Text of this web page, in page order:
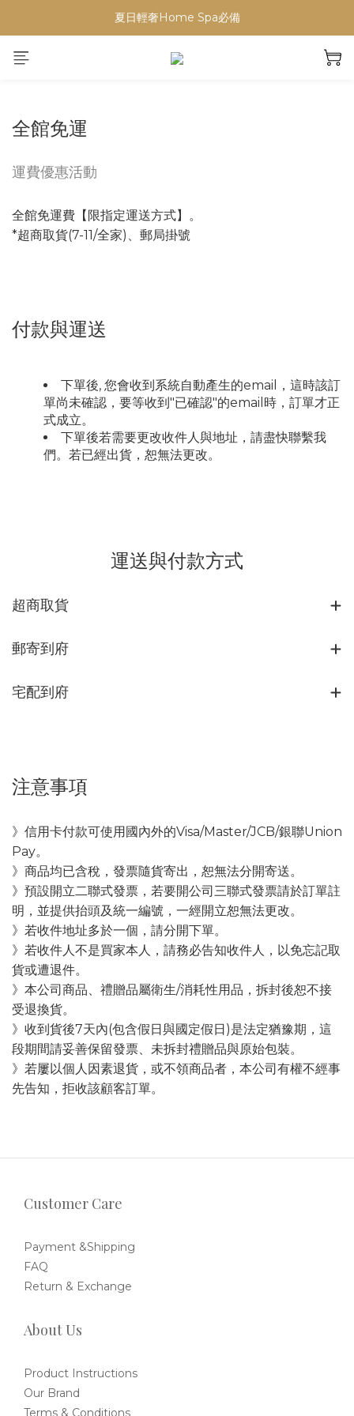
【重要公告】演習期間行動網路受影響，請避免於指定時段下單
夏日輕奢Home Spa必備
【重要公告】演習期間行動網路受影響，請避免於指定時段下單
全館免運
運費優惠活動
全館免運費【限指定運送方式】。
*超商取貨(7-11/全家)、郵局掛號
付款與運送
下單後, 您會收到系統自動產生的email，這時該訂
單尚未確認，要等收到"已確認"的email時，訂單才正
式成立。
下單後若需要更改收件人與地址，請盡快聯繫我
們。若已經出貨，恕無法更改。
運送與付款方式
超商取貨
郵寄到府
宅配到府
注意事項
》信用卡付款可使用國內外的Visa/Master/JCB/銀聯Union
Pay。
》商品均已含稅，發票隨貨寄出，恕無法分開寄送。
》預設開立二聯式發票，若要開公司三聯式發票請於訂單註
明，並提供抬頭及統一編號，一經開立恕無法更改。
》若收件地址多於一個，請分開下單。
》若收件人不是買家本人，請務必告知收件人，以免忘記取
貨或遭退件。
》本公司商品、禮贈品屬衛生/消耗性用品，拆封後恕不接
受退換貨。
》收到貨後7天內(包含假日與國定假日)是法定猶豫期，這
段期間請妥善保留發票、未拆封禮贈品與原始包裝。
》若屢以個人因素退貨，或不領商品者，本公司有權不經事
先告知，拒收該顧客訂單。
Customer Care
Payment &Shipping
FAQ
Return & Exchange
About Us
Product Instructions
Our Brand
Terms & Conditions